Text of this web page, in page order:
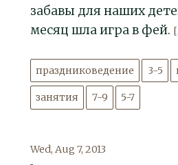
забавы для наших
месяц шла игра в фей.
праздниковедение 3-5
занятия 7-9 5-7
Wed, Aug 7, 2013